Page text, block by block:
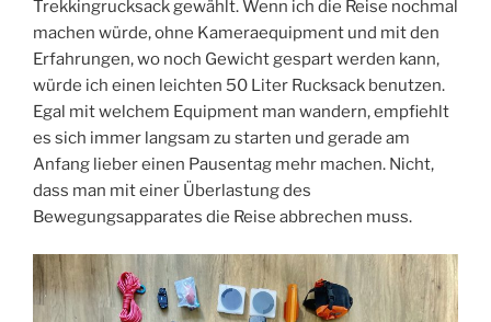
Trekkingrucksack gewählt. Wenn ich die Reise nochmal
machen würde, ohne Kameraequipment und mit den
Erfahrungen, wo noch Gewicht gespart werden kann,
würde ich einen leichten 50 Liter Rucksack benutzen.
Egal mit welchem Equipment man wandern, empfiehlt
es sich immer langsam zu starten und gerade am
Anfang lieber einen Pausentag mehr machen. Nicht,
dass man mit einer Überlastung des
Bewegungsapparates die Reise abbrechen muss.